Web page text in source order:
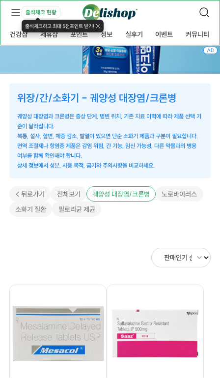
출석체크 현황
출석체크하고 최대 5천포인트 받기!
건강샵 제휴샵 포인트 정보 실후기 이벤트 커뮤니티
위장/간/소화기 - 궤양성 대장염/크론병
궤양성 대장염과 크론병은 증상 단계, 병변 위치, 기존 치료 이력에 따라 제품 선택 기
준이 달라집니다.
복통, 설사, 혈변, 체중 감소, 발열이 있으면 단순 소화기 제품과 구분이 필요합니다.
면역 조절제나 항염증 제품은 감염 위험, 간 기능, 임신 가능성, 다른 약물과의 병용
여부를 함께 확인해야 합니다.
상세 정보에서 성분, 사용 목적, 금기와 주의사항을 비교하세요.
< 뒤로가기 전체보기 궤양성 대장염/크론병
노로바이러스
소화기 질환
필로리균 제균
AD